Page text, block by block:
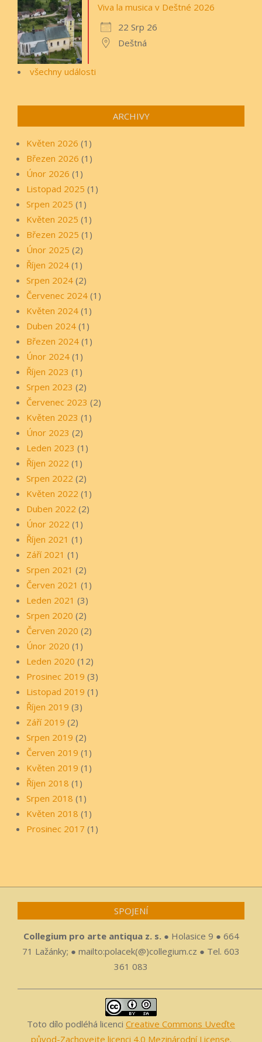
Viva la musica v Deštné 2026
22 Srp 26
Deštná
všechny události
ARCHIVY
Květen 2026 (1)
Březen 2026 (1)
Únor 2026 (1)
Listopad 2025 (1)
Srpen 2025 (1)
Květen 2025 (1)
Březen 2025 (1)
Únor 2025 (2)
Říjen 2024 (1)
Srpen 2024 (2)
Červenec 2024 (1)
Květen 2024 (1)
Duben 2024 (1)
Březen 2024 (1)
Únor 2024 (1)
Říjen 2023 (1)
Srpen 2023 (2)
Červenec 2023 (2)
Květen 2023 (1)
Únor 2023 (2)
Leden 2023 (1)
Říjen 2022 (1)
Srpen 2022 (2)
Květen 2022 (1)
Duben 2022 (2)
Únor 2022 (1)
Říjen 2021 (1)
Září 2021 (1)
Srpen 2021 (2)
Červen 2021 (1)
Leden 2021 (3)
Srpen 2020 (2)
Červen 2020 (2)
Únor 2020 (1)
Leden 2020 (12)
Prosinec 2019 (3)
Listopad 2019 (1)
Říjen 2019 (3)
Září 2019 (2)
Srpen 2019 (2)
Červen 2019 (1)
Květen 2019 (1)
Říjen 2018 (1)
Srpen 2018 (1)
Květen 2018 (1)
Prosinec 2017 (1)
SPOJENÍ
Collegium pro arte antiqua z. s. ● Holasice 9 ● 664
71 Lažánky; ● mailto:polacek(@)collegium.cz ● Tel. 603
361 083
Toto dílo podléhá licenci Creative Commons Uveďte
původ-Zachovejte licenci 4.0 Mezinárodní License.